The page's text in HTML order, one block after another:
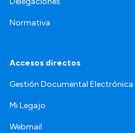
Normativa
Accesos directos
Gestión Documental Electrónica
Mi Legajo
Webmail